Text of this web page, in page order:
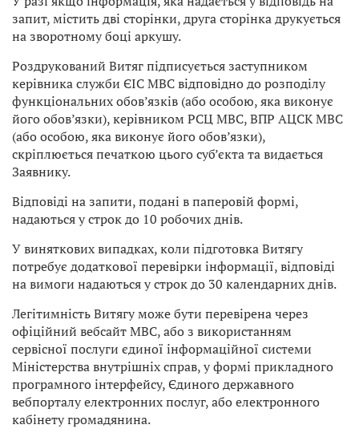
запит, містить дві сторінки, друга сторінка друкується
на зворотному боці аркушу.
Роздрукований Витяг підписується заступником
керівника служби ЄІС МВС відповідно до розподілу
функціональних обов’язків (або особою, яка виконує
його обов’язки), керівником РСЦ МВС, ВПР АЦСК МВС
(або особою, яка виконує його обов’язки),
скріплюється печаткою цього суб’єкта та видається
Заявнику.
Відповіді на запити, подані в паперовій формі,
надаються у строк до 10 робочих днів.
У виняткових випадках, коли підготовка Витягу
потребує додаткової перевірки інформації, відповіді
на вимоги надаються у строк до 30 календарних днів.
Легітимність Витягу може бути перевірена через
офіційний вебсайт МВС, або з використанням
сервісної послуги єдиної інформаційної системи
Міністерства внутрішніх справ, у формі прикладного
програмного інтерфейсу, Єдиного державного
вебпорталу електронних послуг, або електронного
кабінету громадянина.